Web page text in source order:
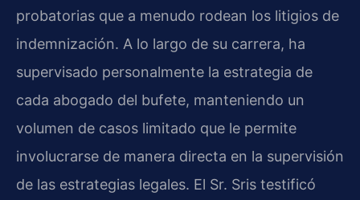
probatorias que a menudo rodean los litigios de
indemnización. A lo largo de su carrera, ha
supervisado personalmente la estrategia de
cada abogado del bufete, manteniendo un
volumen de casos limitado que le permite
involucrarse de manera directa en la supervisión
de las estrategias legales. El Sr. Sris testificó